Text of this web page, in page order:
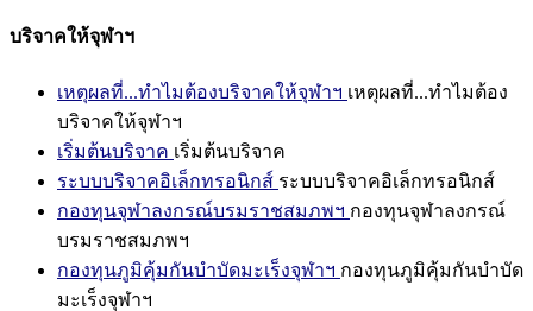
บริจาคให้จุฬาฯ
เหตุผลที่...ทำไมต้องบริจาคให้จุฬาฯ เหตุผลที่...ทำไมต้อง
บริจาคให้จุฬาฯ
เริ่มต้นบริจาค เริ่มต้นบริจาค
ระบบบริจาคอิเล็กทรอนิกส์ ระบบบริจาคอิเล็กทรอนิกส์
กองทุนจุฬาลงกรณ์บรมราชสมภพฯ กองทุนจุฬาลงกรณ์
บรมราชสมภพฯ
กองทุนภูมิคุ้มกันบำบัดมะเร็งจุฬาฯ กองทุนภูมิคุ้มกันบำบัด
มะเร็งจุฬาฯ